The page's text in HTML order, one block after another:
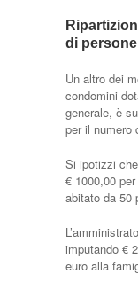
di
Un altro dei
condomini
generale, è
per il numero
Si ipotizzi
€ 1000,00
abitato da 50
imputando €
euro alla